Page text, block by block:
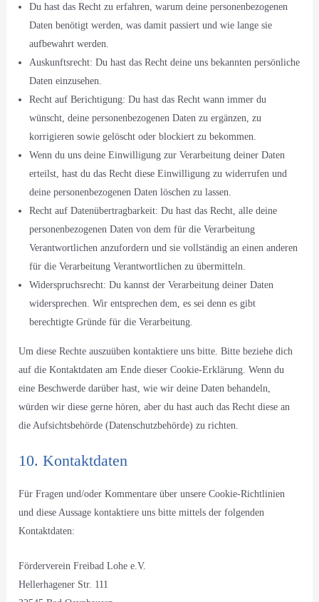
Du hast das Recht zu erfahren, warum deine personenbezogenen
Daten benötigt werden, was damit passiert und wie lange sie
aufbewahrt werden.
Auskunftsrecht: Du hast das Recht deine uns bekannten persönliche
Daten einzusehen.
Recht auf Berichtigung: Du hast das Recht wann immer du
wünscht, deine personenbezogenen Daten zu ergänzen, zu
korrigieren sowie gelöscht oder blockiert zu bekommen.
Wenn du uns deine Einwilligung zur Verarbeitung deiner Daten
erteilst, hast du das Recht diese Einwilligung zu widerrufen und
deine personenbezogenen Daten löschen zu lassen.
Recht auf Datenübertragbarkeit: Du hast das Recht, alle deine
personenbezogenen Daten von dem für die Verarbeitung
Verantwortlichen anzufordern und sie vollständig an einen anderen
für die Verarbeitung Verantwortlichen zu übermitteln.
Widerspruchsrecht: Du kannst der Verarbeitung deiner Daten
widersprechen. Wir entsprechen dem, es sei denn es gibt
berechtigte Gründe für die Verarbeitung.
Um diese Rechte auszuüben kontaktiere uns bitte. Bitte beziehe dich
auf die Kontaktdaten am Ende dieser Cookie-Erklärung. Wenn du
eine Beschwerde darüber hast, wie wir deine Daten behandeln,
würden wir diese gerne hören, aber du hast auch das Recht diese an
die Aufsichtsbehörde (Datenschutzbehörde) zu richten.
10. Kontaktdaten
Für Fragen und/oder Kommentare über unsere Cookie-Richtlinien
und diese Aussage kontaktiere uns bitte mittels der folgenden
Kontaktdaten:
Förderverein Freibad Lohe e.V.
Hellerhagener Str. 111